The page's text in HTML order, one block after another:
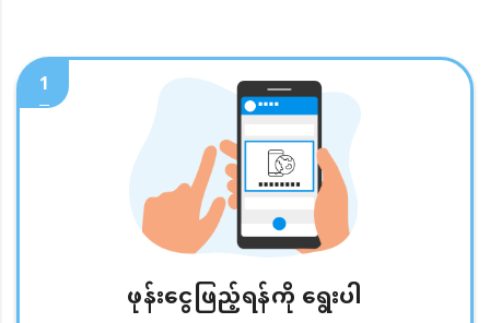
1
ဖုန်းငွေဖြည့်ရန်ကို ရွေးပါ